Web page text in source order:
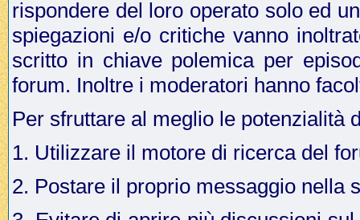
rispondere del loro operato solo ed
spiegazioni e/o critiche vanno
scritto in chiave polemica per
forum. Inoltre i moderatori hanno
Per sfruttare al meglio le potenzialità
1. Utilizzare il motore di ricerca del
2. Postare il proprio messaggio nella